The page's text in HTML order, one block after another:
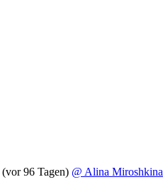
(vor 96 Tagen) @ Alina Miroshkina